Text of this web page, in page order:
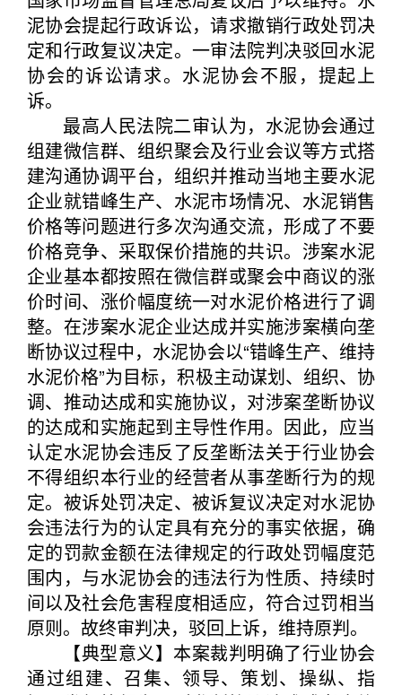
泥协会提起行政诉讼，请求撤销行政处罚决
定和行政复议决定。一审法院判决驳回水泥
协会的诉讼请求。水泥协会不服，提起上
诉。
最高人民法院二审认为，水泥协会通过
组建微信群、组织聚会及行业会议等方式搭
建沟通协调平台，组织并推动当地主要水泥
企业就错峰生产、水泥市场情况、水泥销售
价格等问题进行多次沟通交流，形成了不要
价格竞争、采取保价措施的共识。涉案水泥
企业基本都按照在微信群或聚会中商议的涨
价时间、涨价幅度统一对水泥价格进行了调
整。在涉案水泥企业达成并实施涉案横向垄
断协议过程中，水泥协会以“错峰生产、维持
水泥价格”为目标，积极主动谋划、组织、协
调、推动达成和实施协议，对涉案垄断协议
的达成和实施起到主导性作用。因此，应当
认定水泥协会违反了反垄断法关于行业协会
不得组织本行业的经营者从事垄断行为的规
定。被诉处罚决定、被诉复议决定对水泥协
会违法行为的认定具有充分的事实依据，确
定的罚款金额在法律规定的行政处罚幅度范
围内，与水泥协会的违法行为性质、持续时
间以及社会危害程度相适应，符合过罚相当
原则。故终审判决，驳回上诉，维持原判。
【典型意义】本案裁判明确了行业协会
通过组建、召集、领导、策划、操纵、指